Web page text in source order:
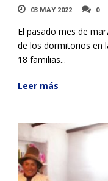
03 MAY 2022 0
El pasado mes de
de los dormitorios en
18 familias...
Leer más